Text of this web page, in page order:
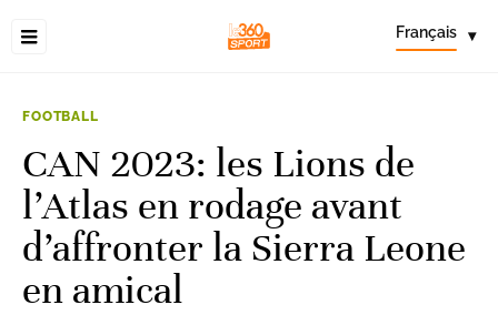
Français ▾
FOOTBALL
CAN 2023: les Lions de
l’Atlas en rodage avant
d’affronter la Sierra Leone
en amical